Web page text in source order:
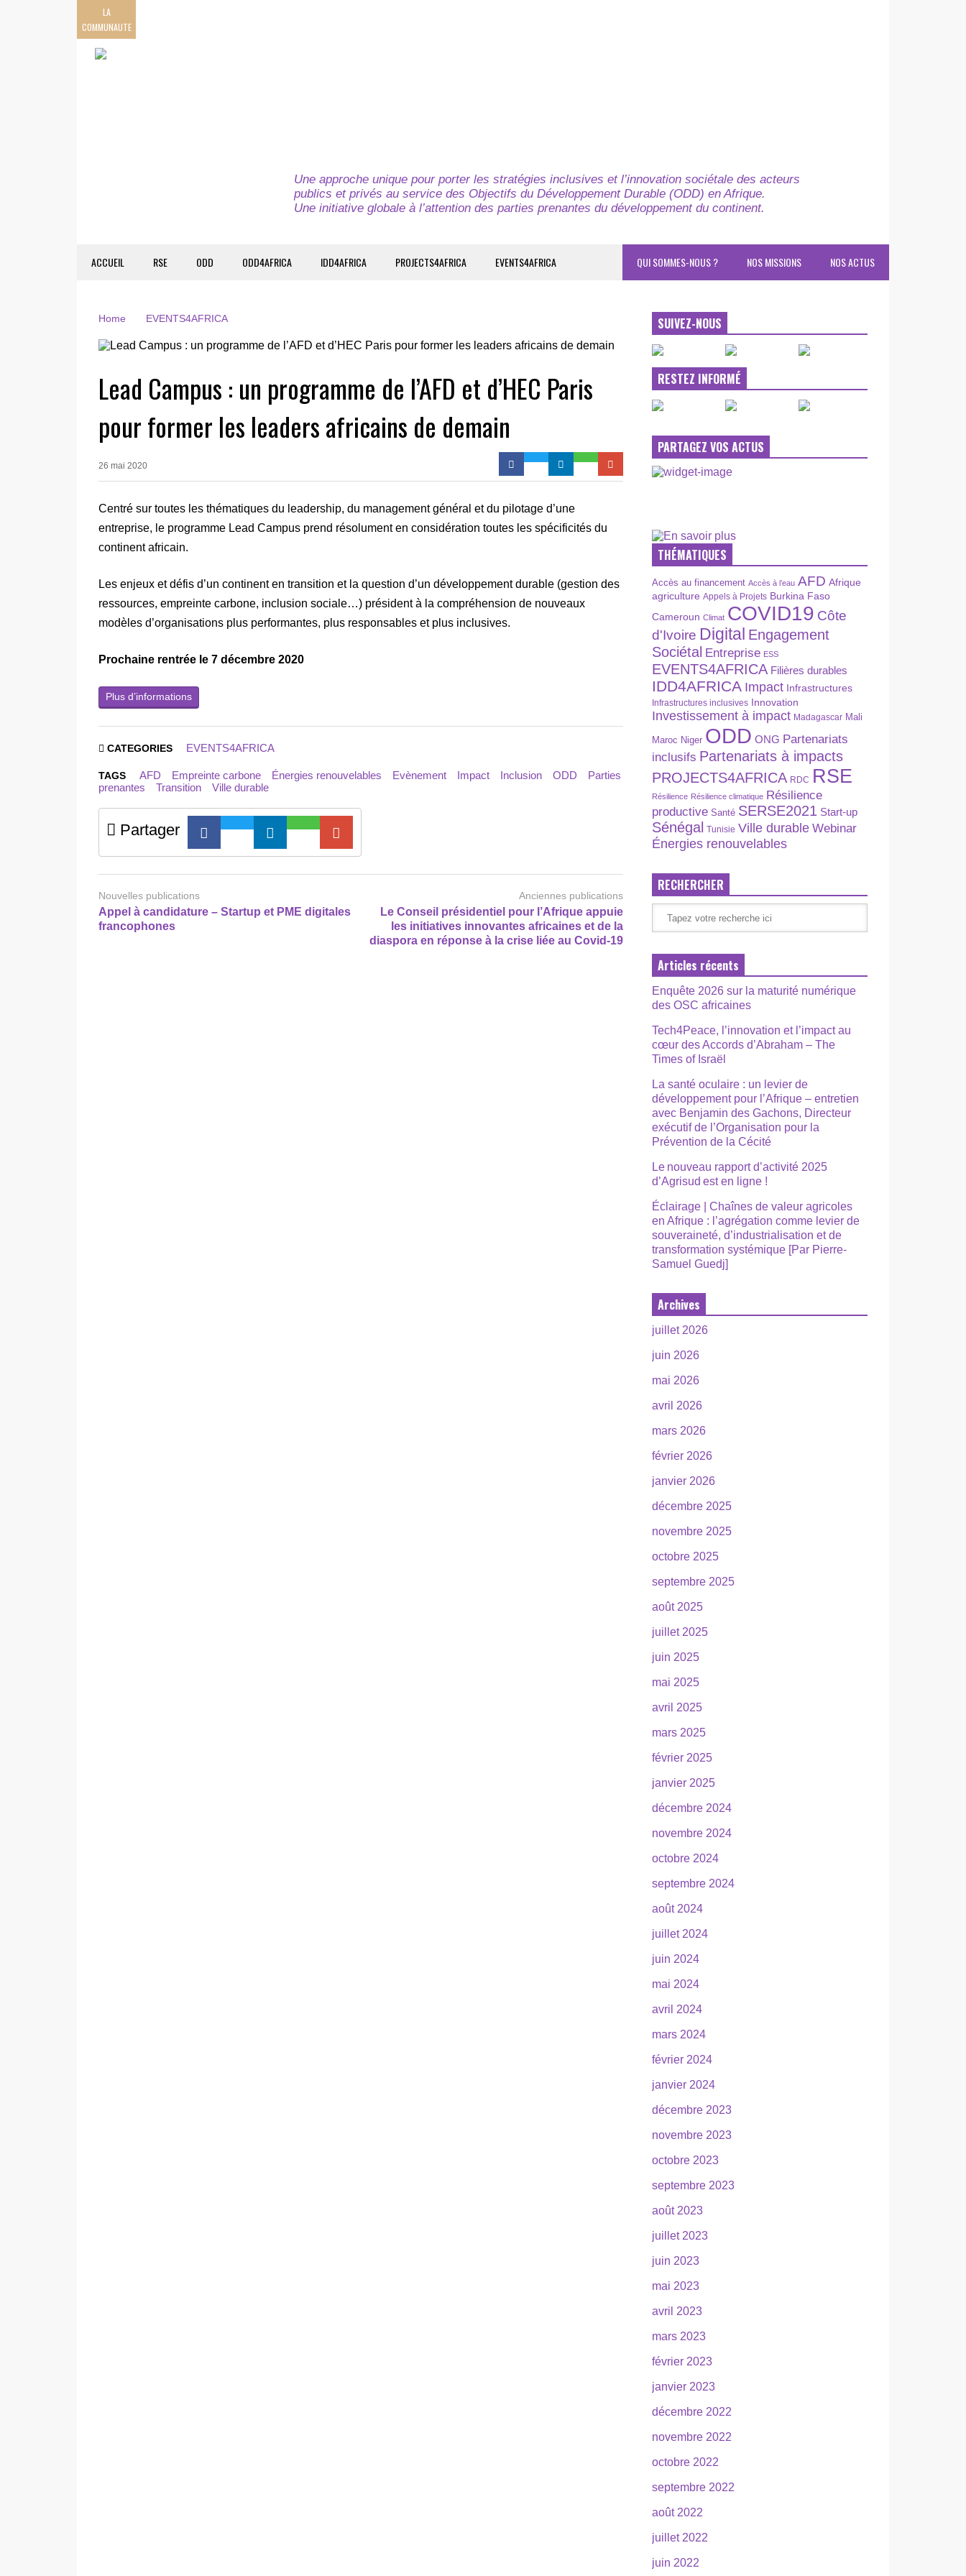
LA
COMMUNAUTE
Une approche unique pour porter les stratégies inclusives et l’innovation sociétale des acteurs
publics et privés au service des Objectifs du Développement Durable (ODD) en Afrique.
Une initiative globale à l’attention des parties prenantes du développement du continent.
ACCUEIL RSE ODD ODD4AFRICA IDD4AFRICA PROJECTS4AFRICA EVENTS4AFRICA NOS ACTUS
NOS MISSIONS
QUI SOMMES-NOUS ?
Home EVENTS4AFRICA
Lead Campus : un programme de l’AFD et d’HEC Paris
pour former les leaders africains de demain
26 mai 2020
Centré sur toutes les thématiques du leadership, du management général et du pilotage d’une
entreprise, le programme Lead Campus prend résolument en considération toutes les spécificités du
continent africain.
Les enjeux et défis d’un continent en transition et la question d’un développement durable (gestion des
ressources, empreinte carbone, inclusion sociale…) président à la compréhension de nouveaux
modèles d’organisations plus performantes, plus responsables et plus inclusives.
Prochaine rentrée le 7 décembre 2020
Plus d’informations
CATEGORIES EVENTS4AFRICA
TAGS AFD Empreinte carbone Énergies renouvelables Evènement Impact Inclusion ODD
Parties
prenantes
Transition Ville durable
Partager
Nouvelles publications
Appel à candidature – Startup et PME digitales
francophones
Anciennes publications
Le Conseil présidentiel pour l’Afrique appuie
les initiatives innovantes africaines et de la
diaspora en réponse à la crise liée au Covid-19
SUIVEZ-NOUS
RESTEZ INFORMÉ
PARTAGEZ VOS ACTUS
THÉMATIQUES
Accès au financement Accès à l’eau AFD Afrique
agriculture Appels à Projets Burkina Faso
Cameroun Climat COVID19 Côte
d'Ivoire Digital Engagement
Sociétal Entreprise ESS
EVENTS4AFRICA Filières durables
IDD4AFRICA Impact Infrastructures
Infrastructures inclusives Innovation
Investissement à impact Madagascar Mali
Maroc Niger ODD ONG Partenariats
inclusifs Partenariats à impacts
PROJECTS4AFRICA RDC RSE
Résilience Résilience climatique Résilience
productive Santé SERSE2021 Start-up
Sénégal Tunisie Ville durable Webinar
Énergies renouvelables
RECHERCHER
Articles récents
Enquête 2026 sur la maturité numérique
des OSC africaines
Tech4Peace, l’innovation et l’impact au
cœur des Accords d’Abraham – The
Times of Israël
La santé oculaire : un levier de
développement pour l’Afrique – entretien
avec Benjamin des Gachons, Directeur
exécutif de l’Organisation pour la
Prévention de la Cécité
Le nouveau rapport d’activité 2025
d’Agrisud est en ligne !
Éclairage | Chaînes de valeur agricoles
en Afrique : l’agrégation comme levier de
souveraineté, d’industrialisation et de
transformation systémique [Par Pierre-
Samuel Guedj]
Archives
juillet 2026
juin 2026
mai 2026
avril 2026
mars 2026
février 2026
janvier 2026
décembre 2025
novembre 2025
octobre 2025
septembre 2025
août 2025
juillet 2025
juin 2025
mai 2025
avril 2025
mars 2025
février 2025
janvier 2025
décembre 2024
novembre 2024
octobre 2024
septembre 2024
août 2024
juillet 2024
juin 2024
mai 2024
avril 2024
mars 2024
février 2024
janvier 2024
décembre 2023
novembre 2023
octobre 2023
septembre 2023
août 2023
juillet 2023
juin 2023
mai 2023
avril 2023
mars 2023
février 2023
janvier 2023
décembre 2022
novembre 2022
octobre 2022
septembre 2022
août 2022
juillet 2022
juin 2022